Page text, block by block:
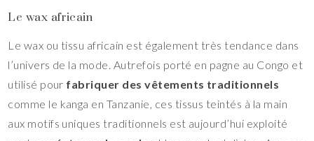
Le wax africain
Le wax ou tissu africain est également très tendance dans
l’univers de la mode. Autrefois porté en pagne au Congo et
utilisé pour fabriquer des vêtements traditionnels
comme le kanga en Tanzanie, ces tissus teintés à la main
aux motifs uniques traditionnels est aujourd’hui exploité